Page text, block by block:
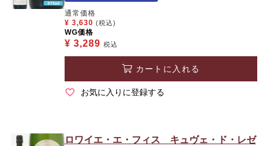
通常価格
¥ 3,630 (税込)
WG価格
¥ 3,289 税込
カートに入れる
お気に入りに登録する
ロワイエ・エ・フィス キュヴェ・ド・レゼ